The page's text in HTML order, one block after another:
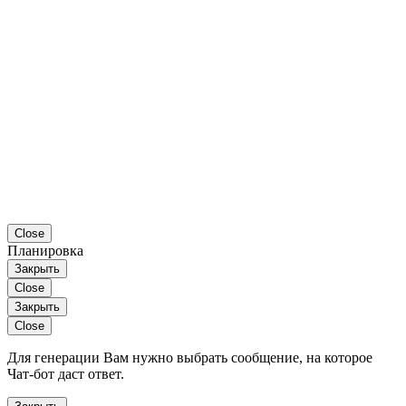
Close
Планировка
Закрыть
Close
Закрыть
Close
Для генерации Вам нужно выбрать сообщение, на которое
Чат-бот даст ответ.